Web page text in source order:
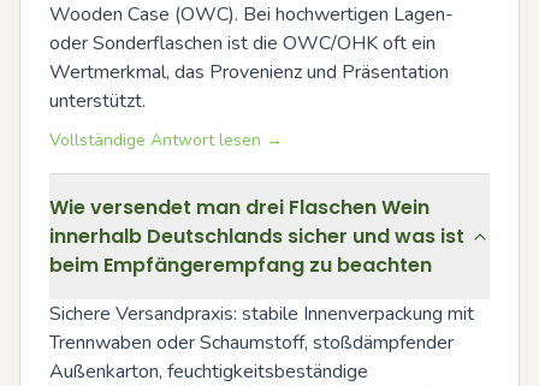
Wooden Case (OWC). Bei hochwertigen Lagen-
oder Sonderflaschen ist die OWC/OHK oft ein
Wertmerkmal, das Provenienz und Präsentation
unterstützt.
Vollständige Antwort lesen →
Wie versendet man drei Flaschen Wein
innerhalb Deutschlands sicher und was ist
beim Empfängerempfang zu beachten
Sichere Versandpraxis: stabile Innenverpackung mit
Trennwaben oder Schaumstoff, stoßdämpfender
Außenkarton, feuchtigkeitsbeständige